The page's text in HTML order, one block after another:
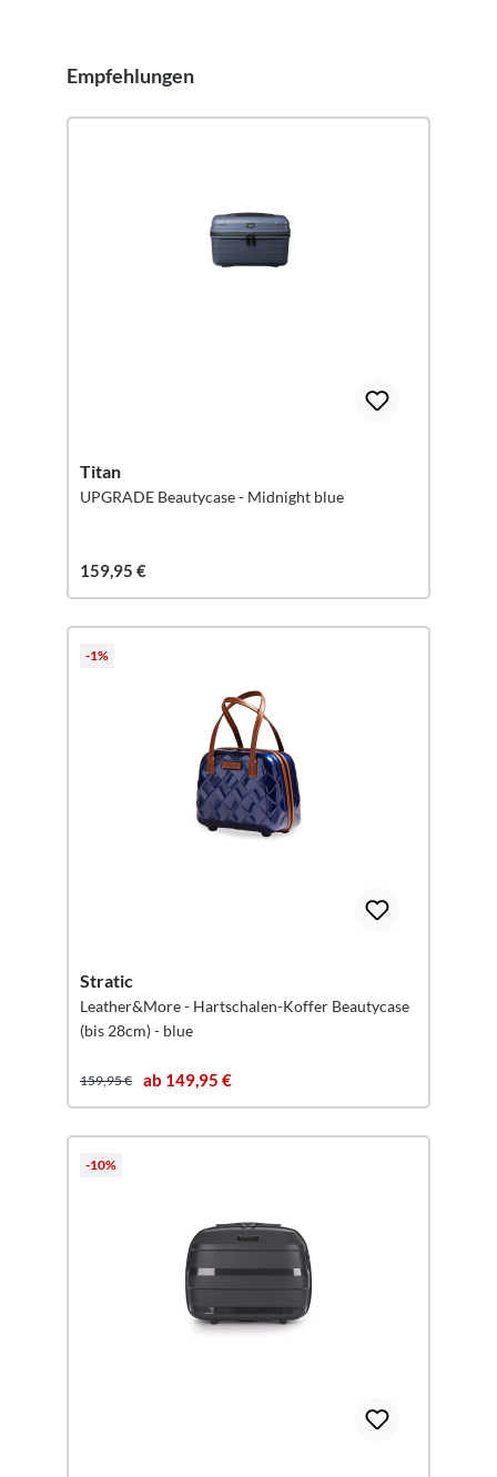
Produktgalerie überspringen
Empfehlungen
Titan
UPGRADE Beautycase - Midnight blue
159,95 €
-1%
Stratic
Leather&More - Hartschalen-Koffer Beautycase
(bis 28cm) - blue
159,95 € ab 149,95 €
-10%